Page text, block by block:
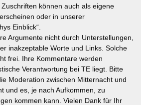
können auch als eigene
oder in unserer
Einblick“.
Argumente nicht durch Unterstellungen,
inakzeptable Worte und Links. Solche
frei. Ihre Kommentare werden
Verantwortung bei TE liegt. Bitte
Moderation zwischen Mitternacht und
und es, je nach Aufkommen, zu
kommen kann. Vielen Dank für Ihr